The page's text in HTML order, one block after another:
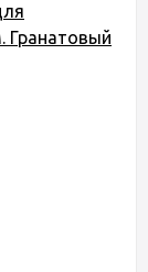
Гранатовый